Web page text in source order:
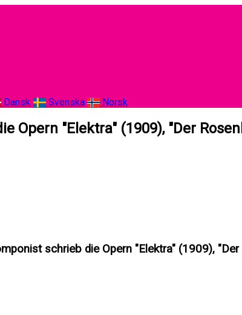
Dansk Svenska Norsk
Opern "Elektra" (1909), "Der
schrieb die Opern "Elektra" (1909),